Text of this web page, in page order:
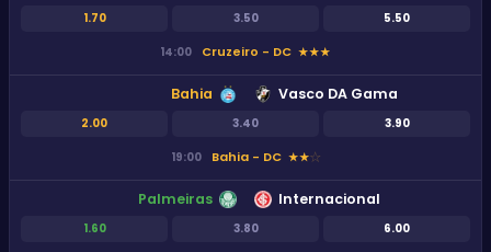
1.70 3.50 5.50
14:00 Cruzeiro - DC ★★★
Bahia
2.00 3.40 3.90
Vasco DA Gama
19:00 Bahia - DC ★★★
Palmeiras
1.60 3.80 6.00
Internacional